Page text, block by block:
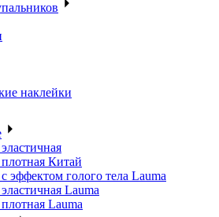
наклейки
Китай
эффектом голого тела Lauma
Lauma
Lauma